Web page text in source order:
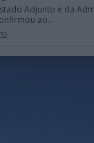
Adjunto e da
ao...